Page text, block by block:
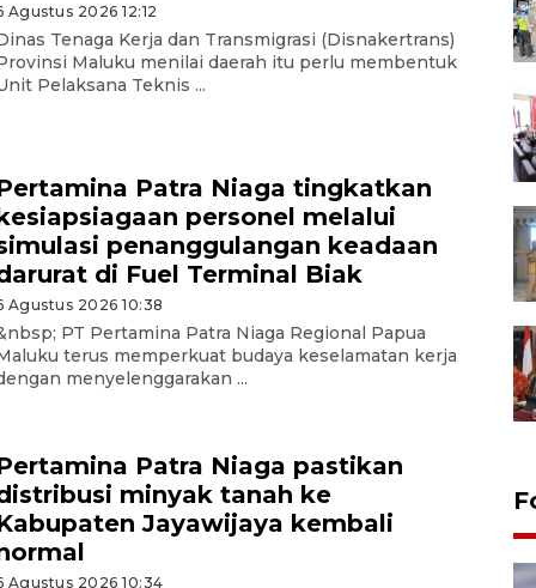
Agustus 2026 12:12
Tenaga Kerja dan Transmigrasi (Disnakertrans)
Maluku menilai daerah itu perlu membentuk
Pelaksana Teknis ...
Patra Niaga tingkatkan
personel melalui
penanggulangan keadaan
di Fuel Terminal Biak
Agustus 2026 10:38
PT Pertamina Patra Niaga Regional Papua
terus memperkuat budaya keselamatan kerja
menyelenggarakan ...
Patra Niaga pastikan
minyak tanah ke
Jayawijaya kembali
Agustus 2026 10:34